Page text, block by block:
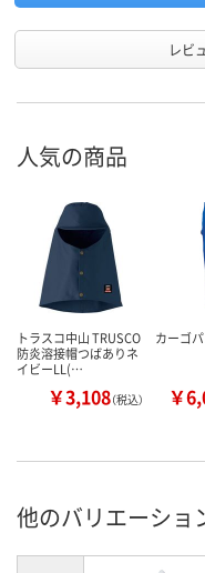
レビ
人気の商品
トラスコ中山 TRUSCO
防炎溶接帽つばありネ
イビーLL(…
￥3,108（税込）
カーゴ
￥
他のバリエーショ